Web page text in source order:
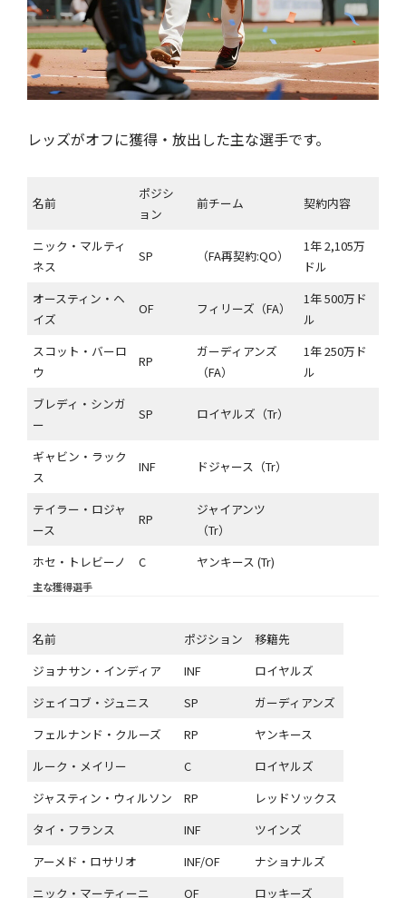
レッズがオフに獲得・放出した主な選手です。
名前
ポジシ
ョン
前チーム 契約内容
ニック・マルティ
ネス
SP （FA再契約:QO）
1年 2,105万
ドル
オースティン・ヘ
イズ
OF フィリーズ（FA）
1年 500万ド
ル
スコット・バーロ
ウ
RP
ガーディアンズ
（FA）
1年 250万ド
ル
ブレディ・シンガ
ー
SP ロイヤルズ（Tr）
ギャビン・ラック
ス
INF ドジャース（Tr）
テイラー・ロジャ
ース
RP
ジャイアンツ
（Tr）
ホセ・トレビーノ
C ヤンキース (Tr)
主な獲得選手
名前 ポジション
移籍先
ジョナサン・インディア
INF
ロイヤルズ
ジェイコブ・ジュニス
SP
ガーディアンズ
フェルナンド・クルーズ
RP
ヤンキース
ルーク・メイリー
C
ロイヤルズ
ジャスティン・ウィルソン
RP
レッドソックス
タイ・フランス
INF
ツインズ
アーメド・ロサリオ
INF/OF
ナショナルズ
ニック・マーティーニ
OF
ロッキーズ